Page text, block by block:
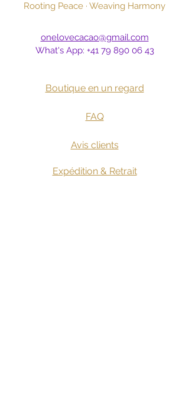
Rooting Peace · Weaving Harmony
onelovecacao@gmail.com
What's App: +41 79 890 06 43
Boutique en un regard
FAQ
Avis clients
Expédition & Retrait